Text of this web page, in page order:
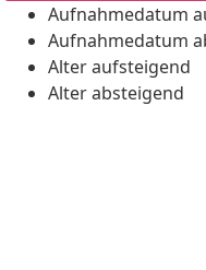
Aufnahmedatum
Aufnahmedatum
Alter aufsteigend
Alter absteigend